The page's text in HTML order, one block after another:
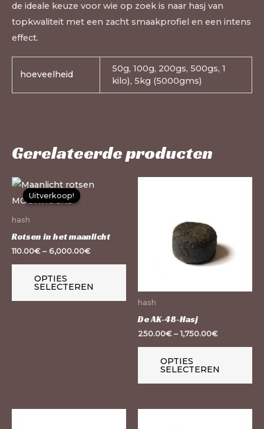
de ideale keuze voor wie op zoek is naar hasj van
topkwaliteit met een zacht smaakprofiel en een intens
effect.
hoeveelheid
50g, 100g, 200gs, 500gs, 1
kilo), 5kg (5000gms)
Gerelateerde producten
Uitverkoop!
Uitverkoop!
hash
Rotsen in het maanlicht
110.00€– 6,000.00€
OPTIES
SELECTEREN
Deze
productpagina
hash
De AK-48-Hasj
250.00€–1,750.00€
OPTIES
SELECTEREN